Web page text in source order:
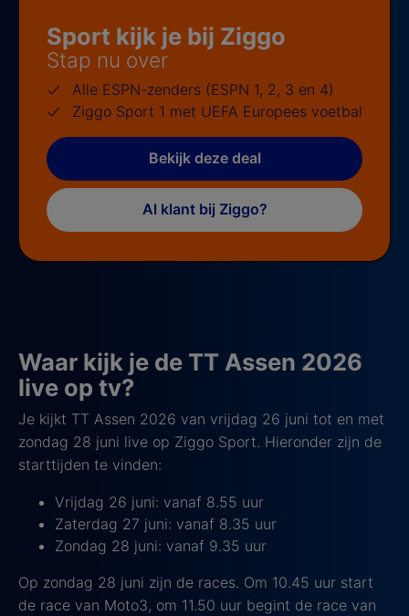
Sport kijk je bij Ziggo
Stap nu over
Alle ESPN-zenders (ESPN 1, 2, 3 en 4)
Ziggo Sport 1 met UEFA Europees voetbal
Bekijk deze deal
Al klant bij Ziggo?
Waar kijk je de TT Assen 2026
live op tv?
Je kijkt TT Assen 2026 van vrijdag 26 juni tot en met
zondag 28 juni live op Ziggo Sport. Hieronder zijn de
starttijden te vinden:
Vrijdag 26 juni: vanaf 8.55 uur
Zaterdag 27 juni: vanaf 8.35 uur
Zondag 28 juni: vanaf 9.35 uur
Op zondag 28 juni zijn de races. Om 10.45 uur start
de race van Moto3, om 11.50 uur begint de race van